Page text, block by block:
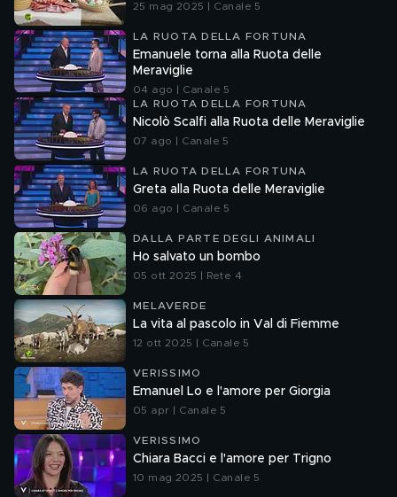
25 mag 2025 | Canale 5
LA RUOTA DELLA FORTUNA
Emanuele torna alla Ruota delle
Meraviglie
04 ago | Canale 5
LA RUOTA DELLA FORTUNA
Nicolò Scalfi alla Ruota delle Meraviglie
07 ago | Canale 5
LA RUOTA DELLA FORTUNA
Greta alla Ruota delle Meraviglie
06 ago | Canale 5
DALLA PARTE DEGLI ANIMALI
Ho salvato un bombo
05 ott 2025 | Rete 4
MELAVERDE
La vita al pascolo in Val di Fiemme
12 ott 2025 | Canale 5
VERISSIMO
Emanuel Lo e l'amore per Giorgia
05 apr | Canale 5
VERISSIMO
Chiara Bacci e l'amore per Trigno
10 mag 2025 | Canale 5